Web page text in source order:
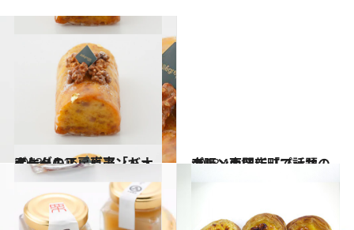
2013.10.16
アレグレス ビアンキュイートの工房直売「バナナケーキ」
グルメ 2013.10.13
大阪・西区新町で話題のプリン専門店「プーサン」
グルメ